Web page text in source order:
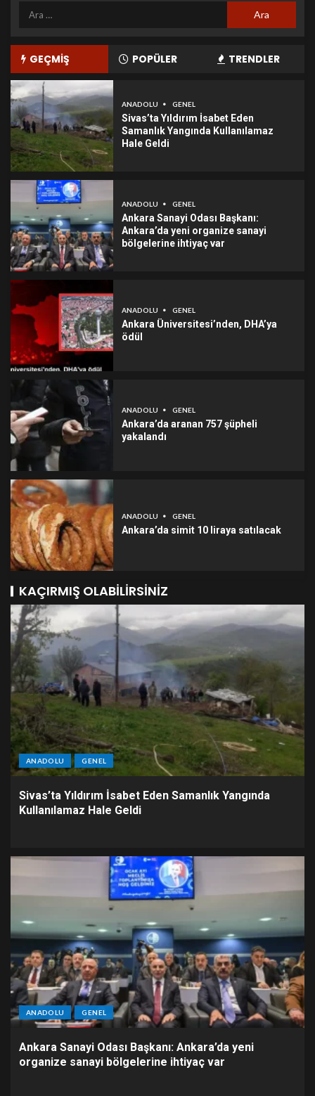
GEÇMİŞ POPÜLER TRENDLER
ANADOLU GENEL
Sivas’ta Yıldırım İsabet Eden
Samanlık Yangında Kullanılamaz
Hale Geldi
ANADOLU GENEL
Ankara Sanayi Odası Başkanı:
Ankara’da yeni organize sanayi
bölgelerine ihtiyaç var
ANADOLU GENEL
Ankara Üniversitesi’nden, DHA’ya
ödül
ANADOLU GENEL
Ankara’da aranan 757 şüpheli
yakalandı
ANADOLU GENEL
Ankara’da simit 10 liraya satılacak
KAÇIRMIŞ OLABILIRSINIZ
ANADOLU GENEL
Sivas’ta Yıldırım İsabet Eden Samanlık Yangında
Kullanılamaz Hale Geldi
ANADOLU GENEL
Ankara Sanayi Odası Başkanı: Ankara’da yeni
organize sanayi bölgelerine ihtiyaç var